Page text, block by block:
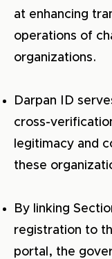
at enhancing
operations of
organizations.
Darpan ID
cross-
legitimacy and
these
By linking
registration to
portal, the